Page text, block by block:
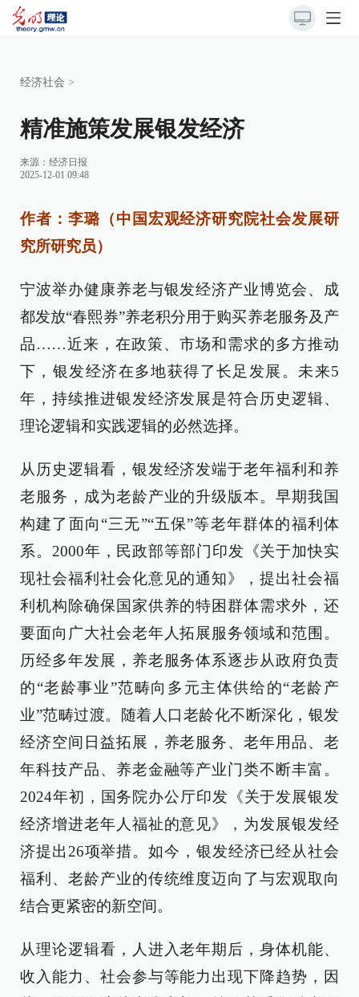
经济社会 >
精准施策发展银发经济
来源： 经济日报
2025-12-01 09:48
作者：李璐（中国宏观经济研究院社会发展研
究所研究员）
宁波举办健康养老与银发经济产业博览会、成
都发放“春熙券”养老积分用于购买养老服务及产
品……近来，在政策、市场和需求的多方推动
下，银发经济在多地获得了长足发展。未来5
年，持续推进银发经济发展是符合历史逻辑、
理论逻辑和实践逻辑的必然选择。
从历史逻辑看，银发经济发端于老年福利和养
老服务，成为老龄产业的升级版本。早期我国
构建了面向“三无”“五保”等老年群体的福利体
系。2000年，民政部等部门印发《关于加快实
现社会福利社会化意见的通知》，提出社会福
利机构除确保国家供养的特困群体需求外，还
要面向广大社会老年人拓展服务领域和范围。
历经多年发展，养老服务体系逐步从政府负责
的“老龄事业”范畴向多元主体供给的“老龄产
业”范畴过渡。随着人口老龄化不断深化，银发
经济空间日益拓展，养老服务、老年用品、老
年科技产品、养老金融等产业门类不断丰富。
2024年初，国务院办公厅印发《关于发展银发
经济增进老年人福祉的意见》，为发展银发经
济提出26项举措。如今，银发经济已经从社会
福利、老龄产业的传统维度迈向了与宏观取向
结合更紧密的新空间。
从理论逻辑看，人进入老年期后，身体机能、
收入能力、社会参与等能力出现下降趋势，因